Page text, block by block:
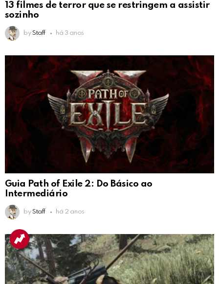
13 filmes de terror que se restringem a assistir
sozinho
by Staff há 3 anos
Guia Path of Exile 2: Do Básico ao
Intermediário
by Staff há 2 anos